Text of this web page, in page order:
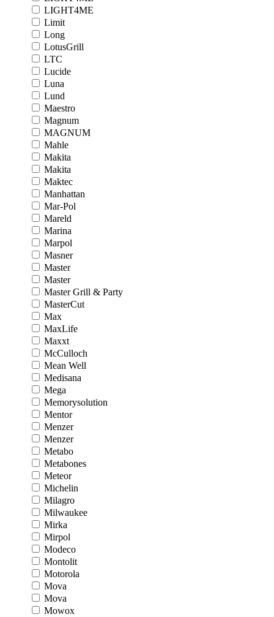
LIGHT4ME
Limit
Long
LotusGrill
LTC
Lucide
Luna
Lund
Maestro
Magnum
MAGNUM
Mahle
Makita
Makita
Maktec
Manhattan
Mar-Pol
Mareld
Marina
Marpol
Masner
Master
Master
Master Grill & Party
MasterCut
Max
MaxLife
Maxxt
McCulloch
Mean Well
Medisana
Mega
Memorysolution
Mentor
Menzer
Menzer
Metabo
Metabones
Meteor
Michelin
Milagro
Milwaukee
Mirka
Mirpol
Modeco
Montolit
Motorola
Mova
Mova
Mowox